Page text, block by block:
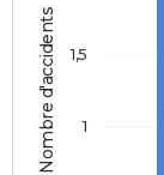
Nombre d'accidents 1
1,5